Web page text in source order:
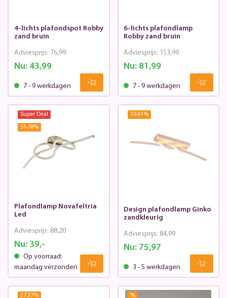
4-lichts plafondspot Robby
zand bruin
Nu:43,99
Adviesprijs: 76,99
7 - 9 werkdagen
6-lichts plafondlamp
Robby zand bruin
Nu: 81,99
Adviesprijs: 153,99
7 - 9 werkdagen
Super Deal
55.78%
Plafondlamp Novafeltria
Led
Nu:39,-
Adviesprijs: 88,20
Op voorraad:
maandag verzonden
10.61 %
Design plafondlamp Ginko
zandkleurig
Nu: 75,97
Adviesprijs: 84,99
3 - 5 werkdagen
27.37% %